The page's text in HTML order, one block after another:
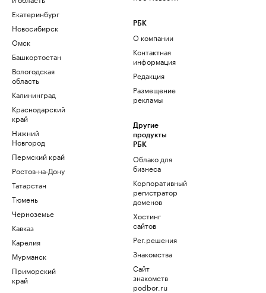
Екатеринбург
Новосибирск
Омск
Башкортостан
Вологодская
область
Калининград
Краснодарский
край
Нижний
Новгород
Пермский край
Ростов-на-Дону
Татарстан
Тюмень
Черноземье
Кавказ
Карелия
Мурманск
Приморский
край
РБК
О компании
Контактная
информация
Редакция
Размещение
рекламы
Другие
продукты
РБК
Облако для
бизнеса
Корпоративный
регистратор
доменов
Хостинг
сайтов
Рег.решения
Знакомства
Сайт
знакомств
podbor.ru